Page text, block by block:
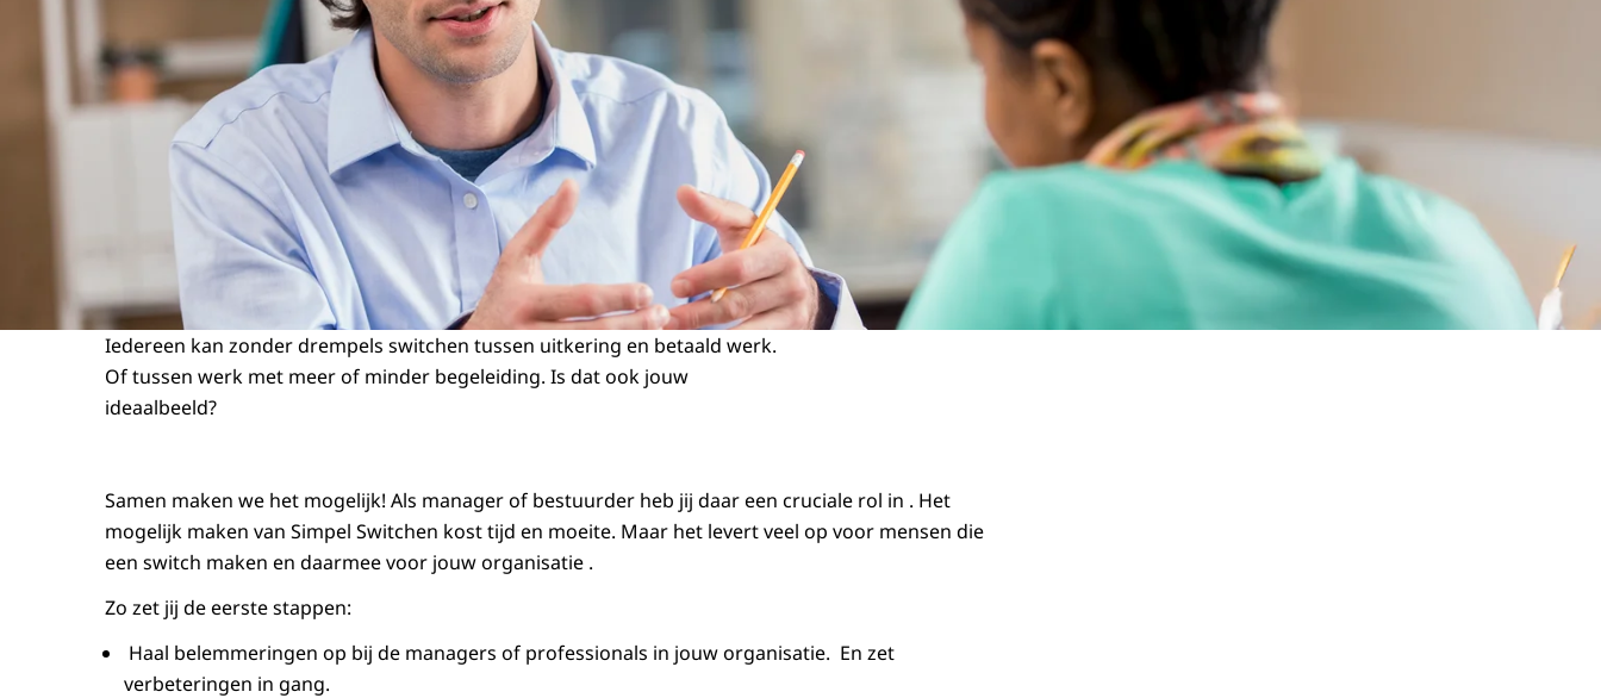
Iedereen kan zonder drempels switchen tussen uitkering en betaald werk.
Of tussen werk met meer of minder begeleiding. Is dat ook jouw
ideaalbeeld?
Samen maken we het mogelijk! Als manager of bestuurder heb jij daar een cruciale rol in . Het
mogelijk maken van Simpel Switchen kost tijd en moeite. Maar het levert veel op voor mensen die
een switch maken en daarmee voor jouw organisatie .
Zo zet jij de eerste stappen:
Haal belemmeringen op bij de managers of professionals in jouw organisatie. En zet
verbeteringen in gang.